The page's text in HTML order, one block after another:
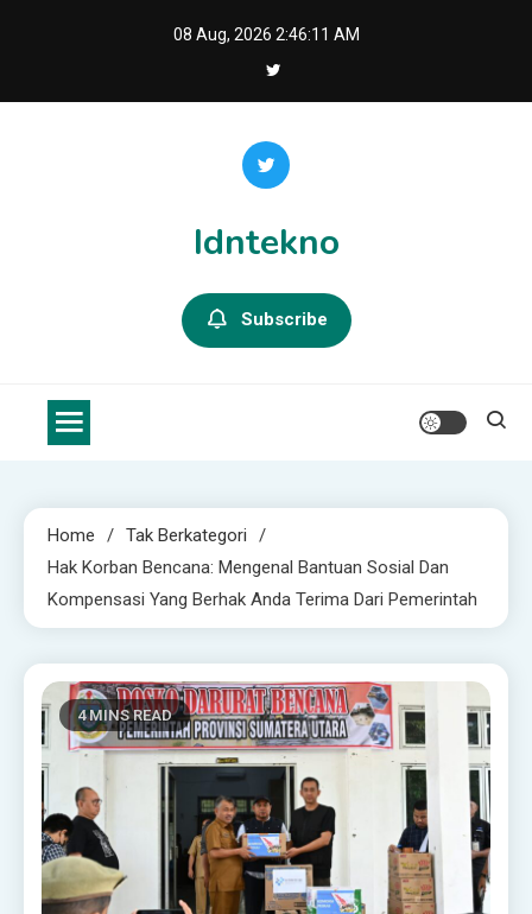
08 Aug, 2026 2:46:12 AM
Idntekno
Subscribe
Home
Tak Berkategori
Hak Korban Bencana: Mengenal Bantuan Sosial Dan
Kompensasi Yang Berhak Anda Terima Dari Pemerintah
4 MINS READ